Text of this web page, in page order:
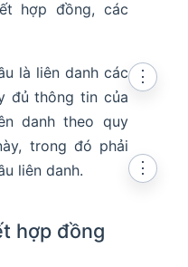
hợp đồng, các
là liên danh các
đủ thông tin của
danh theo quy
trong đó phải
liên danh.
⋮
hợp đồng
⋮